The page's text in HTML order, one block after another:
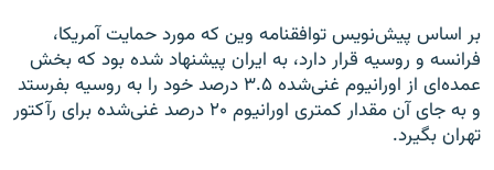
بر اساس پيش‌نويس توافقنامه وين که مورد حمايت آمريکا،
فرانسه و روسيه قرار دارد، به ايران پيشنهاد شده بود که بخش
عمده‌ای از اورانيوم غنی‌شده ۳.۵ درصد خود را به روسيه بفرستد
و به جای آن مقدار کمتری اورانيوم ۲۰ درصد غنی‌شده برای رآکتور
تهران بگيرد.